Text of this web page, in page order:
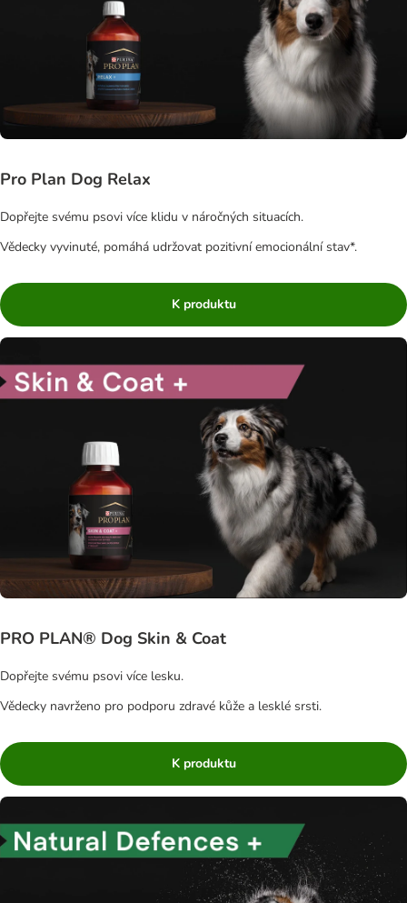
Pro Plan Dog Relax
Dopřejte svému psovi více klidu v náročných situacích.
Vědecky vyvinuté, pomáhá udržovat pozitivní emocionální stav*.
K produktu
PRO PLAN® Dog Skin & Coat
Dopřejte svému psovi více lesku.
Vědecky navrženo pro podporu zdravé kůže a lesklé srsti.
K produktu